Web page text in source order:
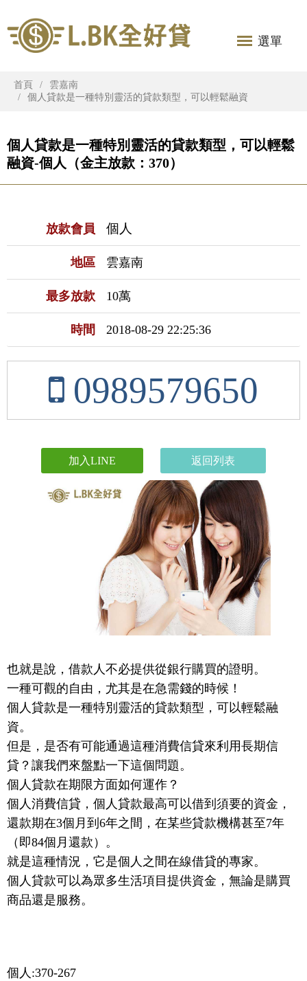
選單
首頁
雲嘉南
個人貸款是一種特別靈活的貸款類型，可以輕鬆融資
個人貸款是一種特別靈活的貸款類型，可以輕鬆
融資-個人（金主放款：370）
放款會員 個人
地區 雲嘉南
最多放款 10萬
時間 2018-08-29 22:25:36
0989579650
加入LINE 返回列表
也就是說，借款人不必提供從銀行購買的證明。
一種可觀的自由，尤其是在急需錢的時候！
個人貸款是一種特別靈活的貸款類型，可以輕鬆融
資。
但是，是否有可能通過這種消費信貸來利用長期信
貸？讓我們來盤點一下這個問題。
個人貸款在期限方面如何運作？
個人消費信貸，個人貸款最高可以借到須要的資金，
還款期在3個月到6年之間，在某些貸款機構甚至7年
（即84個月還款）。
就是這種情況，它是個人之間在線借貸的專家。
個人貸款可以為眾多生活項目提供資金，無論是購買
商品還是服務。
個人:370-267